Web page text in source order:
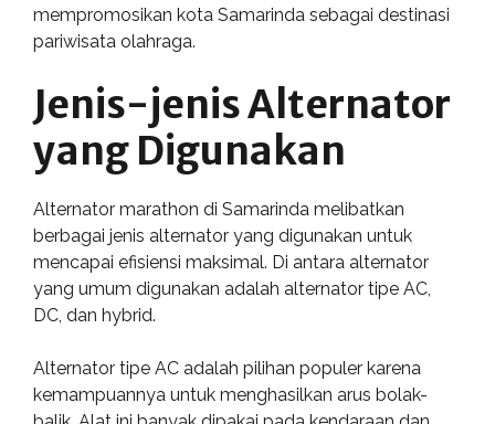
mempromosikan kota Samarinda sebagai destinasi
pariwisata olahraga.
Jenis-jenis Alternator
yang Digunakan
Alternator marathon di Samarinda melibatkan
berbagai jenis alternator yang digunakan untuk
mencapai efisiensi maksimal. Di antara alternator
yang umum digunakan adalah alternator tipe AC,
DC, dan hybrid.
Alternator tipe AC adalah pilihan populer karena
kemampuannya untuk menghasilkan arus bolak-